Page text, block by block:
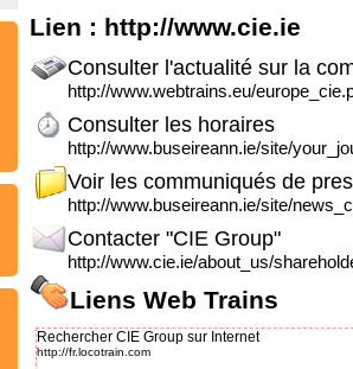
Lien : http://www.cie.ie
Consulter l'actualité sur la
http://www.webtrains.eu/
Consulter les horaires
http://www.buseireann.ie/site/
Voir les communiqués de
http://www.buseireann.ie/site/
Contacter "CIE Group"
http://www.cie.ie/about_us/
Liens Web Trains
Rechercher CIE Group sur Internet
http://fr.locotrain.com